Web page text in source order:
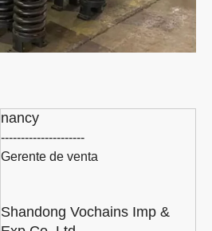
nancy
---------------------
Gerente de venta
Shandong Vochains Imp &